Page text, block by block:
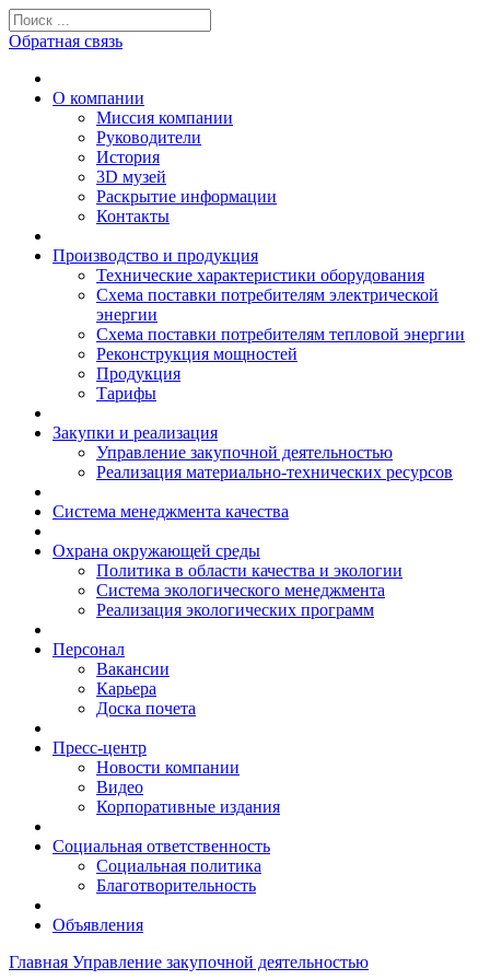
Обратная связь
О компании
Миссия компании
Руководители
История
3D музей
Раскрытие информации
Контакты
Производство и продукция
Технические характеристики оборудования
Схема поставки потребителям электрической
энергии
Схема поставки потребителям тепловой энергии
Реконструкция мощностей
Продукция
Тарифы
Закупки и реализация
Управление закупочной деятельностью
Реализация материально-технических ресурсов
Система менеджмента качества
Охрана окружающей среды
Политика в области качества и экологии
Система экологического менеджмента
Реализация экологических программ
Персонал
Вакансии
Карьера
Доска почета
Пресс-центр
Новости компании
Видео
Корпоративные издания
Социальная ответственность
Социальная политика
Благотворительность
Объявления
Главная Управление закупочной деятельностью